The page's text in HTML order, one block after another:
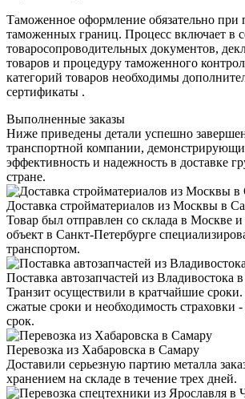
Таможенное оформление обязательно при
таможенных границ. Процесс включает в
товаросопроводительных документов,
товаров и процедуру таможенного
категорий товаров необходимы
сертификаты .
Выполненные заказы
Ниже приведены детали успешно
транспортной компании,
эффективность и надежность в доставке
стране.
Доставка стройматериалов из Москвы в
Товар был отправлен со склада в Москве
объект в Санкт-Петербурге
транспортом.
Поставка автозапчастей из Владивостока
Транзит осуществили в кратчайшие
сжатые сроки и необходимость страховки
срок.
Перевозка из Хабаровска в Самару
Доставили серьезную партию металла
хранением на складе в течение трех дней.